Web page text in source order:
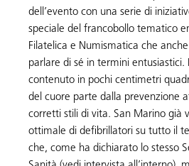
dell’evento con una serie di
speciale del francobollo tematico
Filatelica e Numismatica che
parlare di sé in termini entusiastici.
contenuto in pochi centimetri
del cuore parte dalla prevenzione
corretti stili di vita. San Marino già
ottimale di defibrillatori su tutto il
che, come ha dichiarato lo stesso